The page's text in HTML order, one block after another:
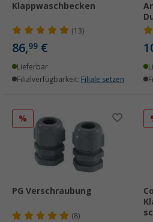
Klappwaschbecken
(13)
86,99 €
Lieferbar
Filialverfügbarkeit: Filiale setzen
%
PG Verschraubung
(8)